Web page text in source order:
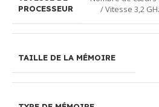
PROCESSEUR
/ Vitesse 3,2
TAILLE DE LA MÉMOIRE